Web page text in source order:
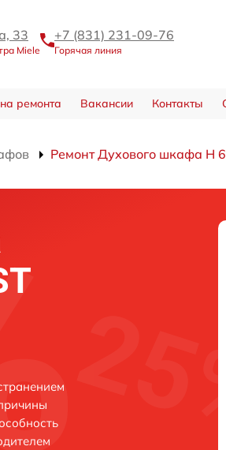
33
Miele
+7 (831) 231-09-76
Горячая линия
ремонта Вакансии Контакты
Ремонт Духового шкафа H